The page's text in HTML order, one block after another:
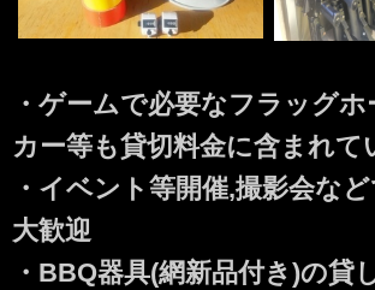
・ゲームで必要なフラッグ
カー等も貸切料金に含まれて
・イベント等開催,撮影会な
大歓迎
・BBQ器具(網新品付き)の貸